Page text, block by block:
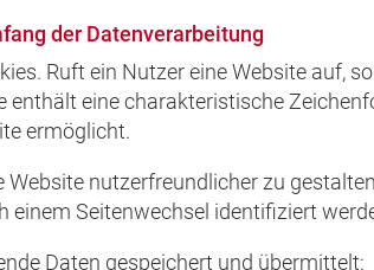
der Datenverarbeitung
Ruft ein Nutzer eine Website auf,
enthält eine charakteristische
ermöglicht.
nutzerfreundlicher zu
einem Seitenwechsel identifiziert
Daten gespeichert und übermittelt: